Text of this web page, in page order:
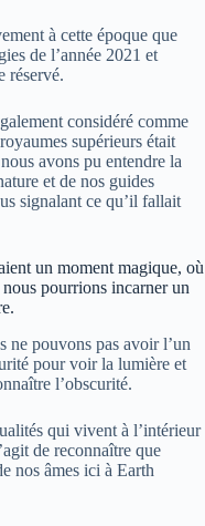
à cette époque que
de l’année 2021 et
réservé.
considéré comme
supérieurs était
avons pu entendre la
et de nos guides
signalant ce qu’il fallait
un moment magique, où
pourrions incarner un
ne pouvons pas avoir l’un
pour voir la lumière et
l’obscurité.
qui vivent à l’intérieur
de reconnaître que
nos âmes ici à Earth